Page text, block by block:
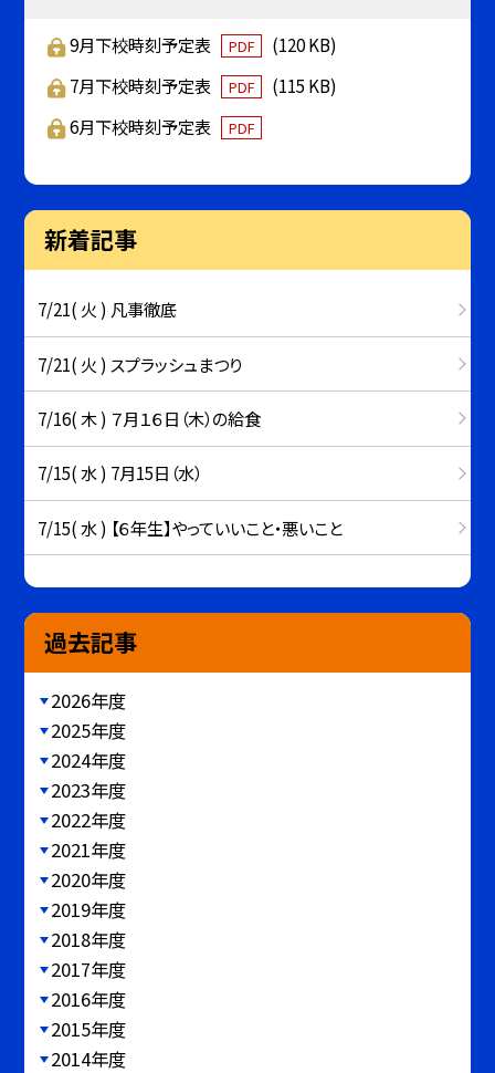
9月下校時刻予定表 PDF
(120 KB)
7月下校時刻予定表
PDF
(115 KB)
6月下校時刻予定表
PDF
新着記事
7/21( 火 ) 凡事徹底
7/21( 火 ) スプラッシュまつり
7/16( 木 ) ７月１６日（木）の給食
7/15( 水 ) 7月15日（水）
7/15( 水 ) 【６年生】やっていいこと・悪いこと
過去記事
2026年度
2025年度
2024年度
2023年度
2022年度
2021年度
2020年度
2019年度
2018年度
2017年度
2016年度
2015年度
2014年度